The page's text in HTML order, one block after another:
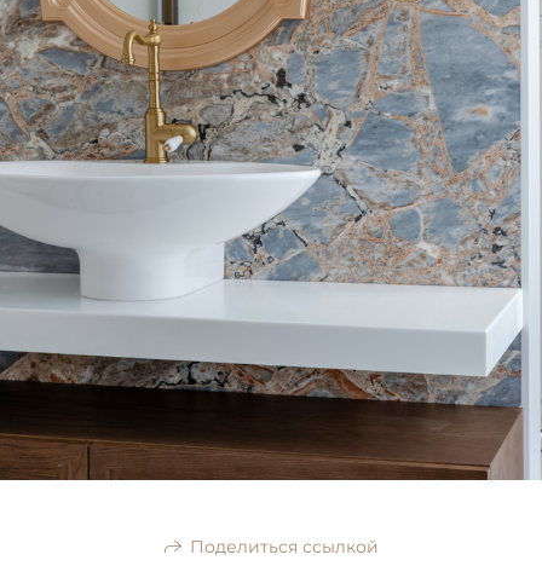
Поделиться ссылкой